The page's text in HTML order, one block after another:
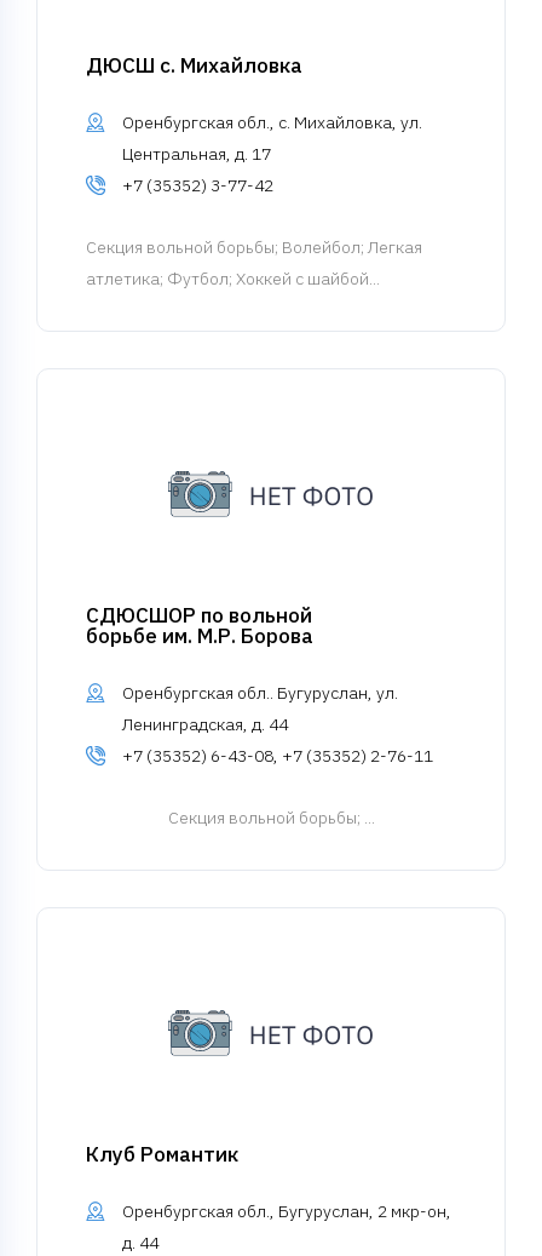
ДЮСШ с. Михайловка
Оренбургская обл., с. Михайловка, ул.
Центральная, д. 17
+7 (35352) 3-77-42
Cекция вольной борьбы; Волейбол; Легкая
атлетика; Футбол; Хоккей с шайбой...
СДЮСШОР по вольной
борьбе им. М.Р. Борова
Оренбургская обл.. Бугуруслан, ул.
Ленинградская, д. 44
+7 (35352) 6-43-08, +7 (35352) 2-76-11
Cекция вольной борьбы; ...
Клуб Романтик
Оренбургская обл., Бугуруслан, 2 мкр-он,
д. 44